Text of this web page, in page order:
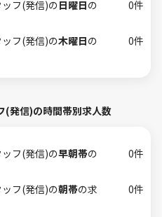
フ(発信)の日曜日の
0件
フ(発信)の木曜日の
0件
(発信)の時間帯別求人数
フ(発信)の早朝帯の
0件
フ(発信)の朝帯の求
0件